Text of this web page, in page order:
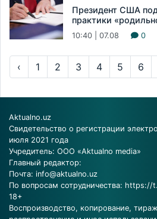
Президент США
практики
10:40 | 07.08 0
‹ 1 2 3 4 5 6
Aktualno.uz
Свидетельство о регистрации
июля 2021 года
Учредитель: ООО «Aktualno media»
Главный редактор:
Почта: info@aktualno.uz
По вопросам сотрудничества: https://
18+
Воспроизводство, копирование,